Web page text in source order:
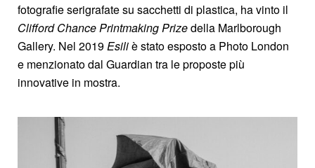
fotografie serigrafate su sacchetti di plastica, ha vinto il
Clifford Chance Printmaking Prizedella Marlborough
Gallery. Nel 2019Esiliè stato esposto a Photo London
e menzionato dal Guardian tra le proposte più
innovative in mostra.